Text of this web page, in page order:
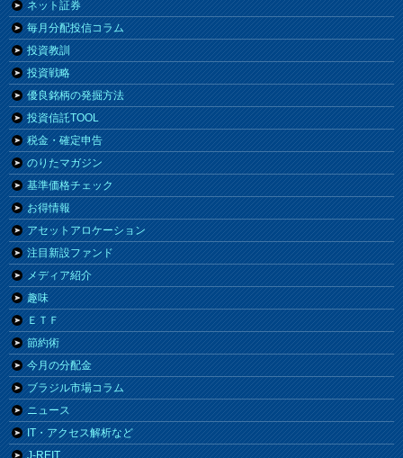
ネット証券
毎月分配投信コラム
投資教訓
投資戦略
優良銘柄の発掘方法
投資信託TOOL
税金・確定申告
のりたマガジン
基準価格チェック
お得情報
アセットアロケーション
注目新設ファンド
メディア紹介
趣味
ＥＴＦ
節約術
今月の分配金
ブラジル市場コラム
ニュース
IT・アクセス解析など
J-REIT